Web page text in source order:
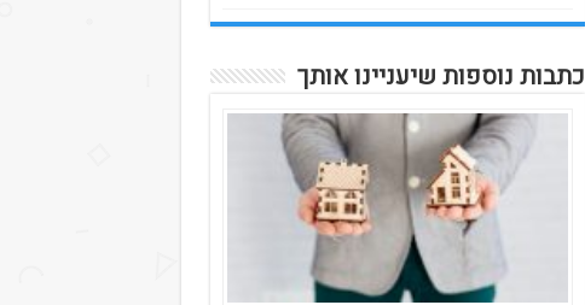
כתבות נוספות שיעניינו אותך